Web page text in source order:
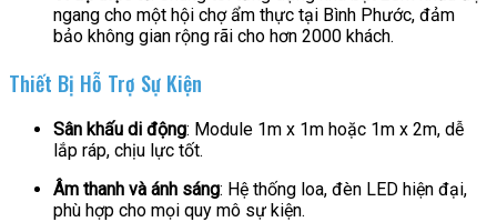
ngang cho một hội chợ ẩm thực tại Bình Phước, đảm
bảo không gian rộng rãi cho hơn 2000 khách.
Thiết Bị Hỗ Trợ Sự Kiện
Sân khấu di động: Module 1m x 1m hoặc 1m x 2m, dễ
lắp ráp, chịu lực tốt.
Âm thanh và ánh sáng: Hệ thống loa, đèn LED hiện đại,
phù hợp cho mọi quy mô sự kiện.